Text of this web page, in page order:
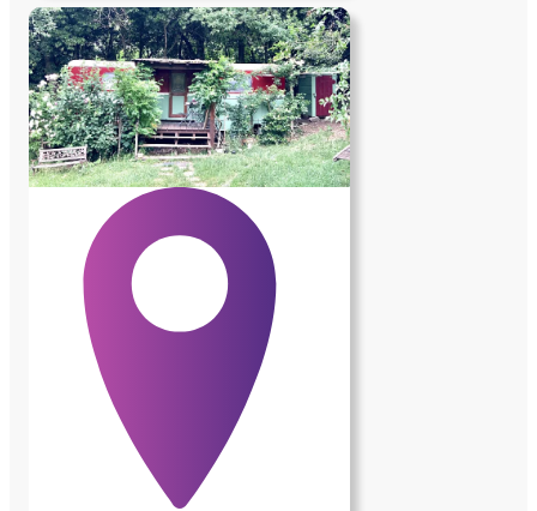
avoir d'animaux , et non fumeur Lieu de
vie avec personne en retraite valide
partage de la nourriture, lavage de linge et
autres petites tâches en commun , peux
faire accompagnement administratif ,
médical , courses , et divers autres services
Toutes personne n'ayant pas de critères
avec cette annonce , s'abstenir Profiteur
s'abstenir